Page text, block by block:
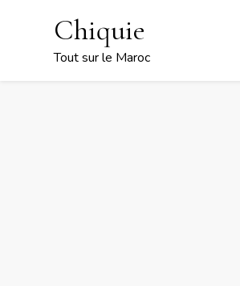
Chiquie
Tout sur le Maroc